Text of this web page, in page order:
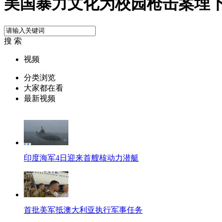
美国暴力文化为校园枪击案埋
搜 索
视频
分类浏览
大家都在看
最新视频
印度海军4日迎来首艘核动力潜艇
首批美军抵澳大利亚执行军事任务